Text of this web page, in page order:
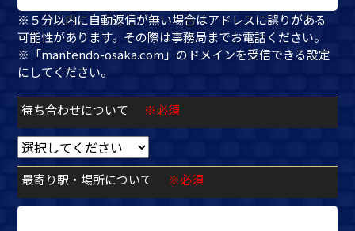
※５分以内に自動返信が無い場合はアドレスに誤りがある
可能性があります。その際は事務局までお電話ください。
※「mantendo-osaka.com」のドメインを受信できる設定
にしてください。
待ち合わせについて ※必須
最寄り駅・場所について ※必須